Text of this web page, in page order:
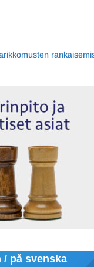
/ på svenska